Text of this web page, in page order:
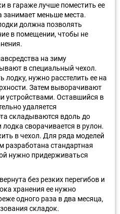
в гараже лучше поместить ее
занимает меньше места.
должна позволять
в помещении, чтобы не
на зиму
в специальный чехол.
лодку, нужно расстелить ее на
Затем выворачивают
устройствами. Оставшийся в
удаляется
складываются вдоль до
сворачивается в рулон.
в чехол. Для ряда моделей
разработана стандартная
нужно придерживаться
без резких перегибов и
хранения ее нужно
одного раза в два месяца,
складок.